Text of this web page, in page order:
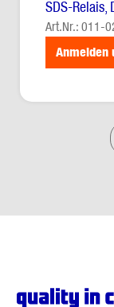
SDS-Relais,
Art.Nr.: 011-